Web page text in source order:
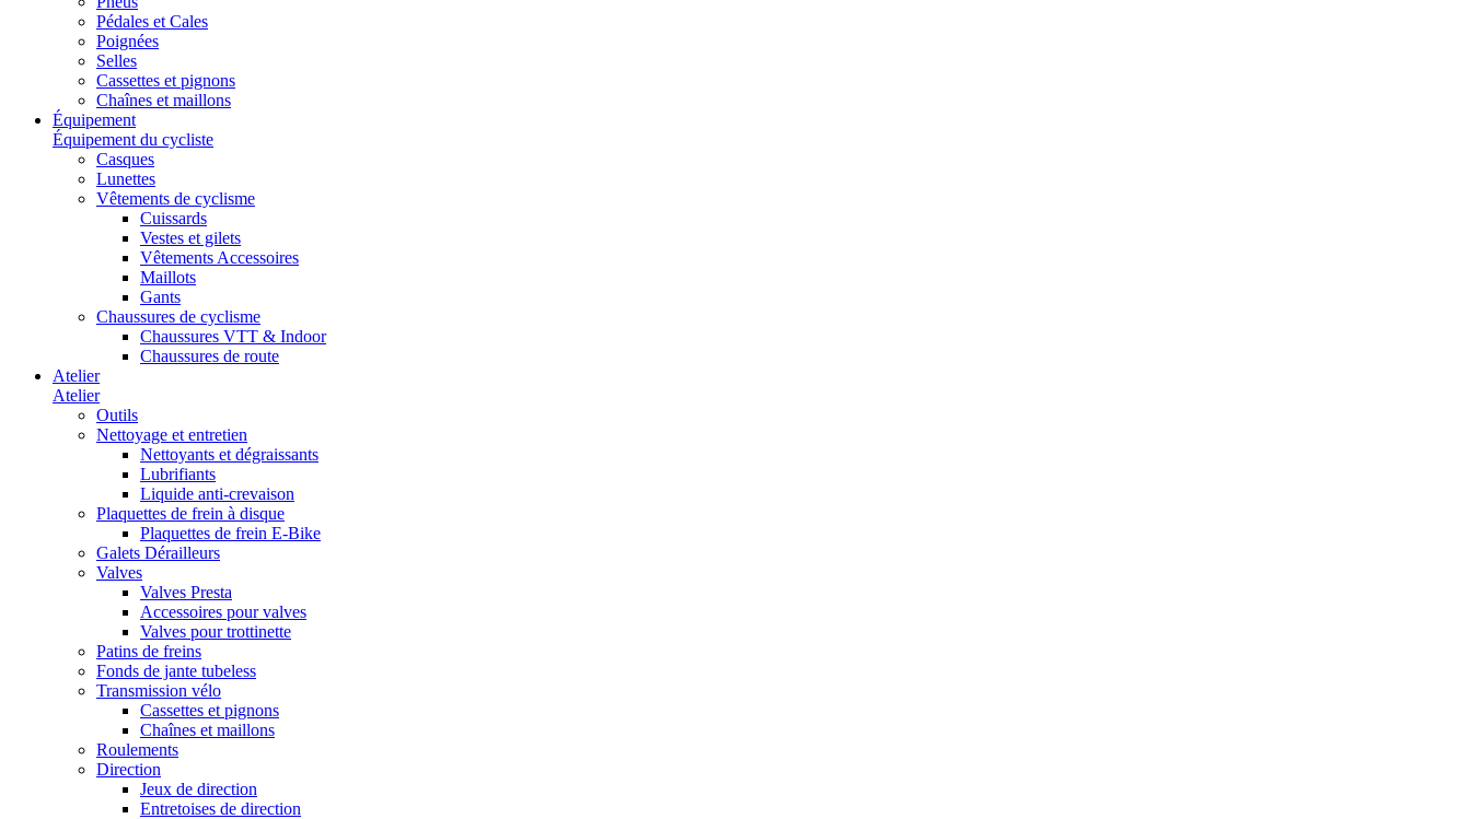
Pédales et Cales
Poignées
Selles
Cassettes et pignons
Chaînes et maillons
Équipement
Équipement du cycliste
Casques
Lunettes
Vêtements de cyclisme
Cuissards
Vestes et gilets
Vêtements Accessoires
Maillots
Gants
Chaussures de cyclisme
Chaussures VTT & Indoor
Chaussures de route
Atelier
Atelier
Outils
Nettoyage et entretien
Nettoyants et dégraissants
Lubrifiants
Liquide anti-crevaison
Plaquettes de frein à disque
Plaquettes de frein E-Bike
Galets Dérailleurs
Valves
Valves Presta
Accessoires pour valves
Valves pour trottinette
Patins de freins
Fonds de jante tubeless
Transmission vélo
Cassettes et pignons
Chaînes et maillons
Roulements
Direction
Jeux de direction
Entretoises de direction